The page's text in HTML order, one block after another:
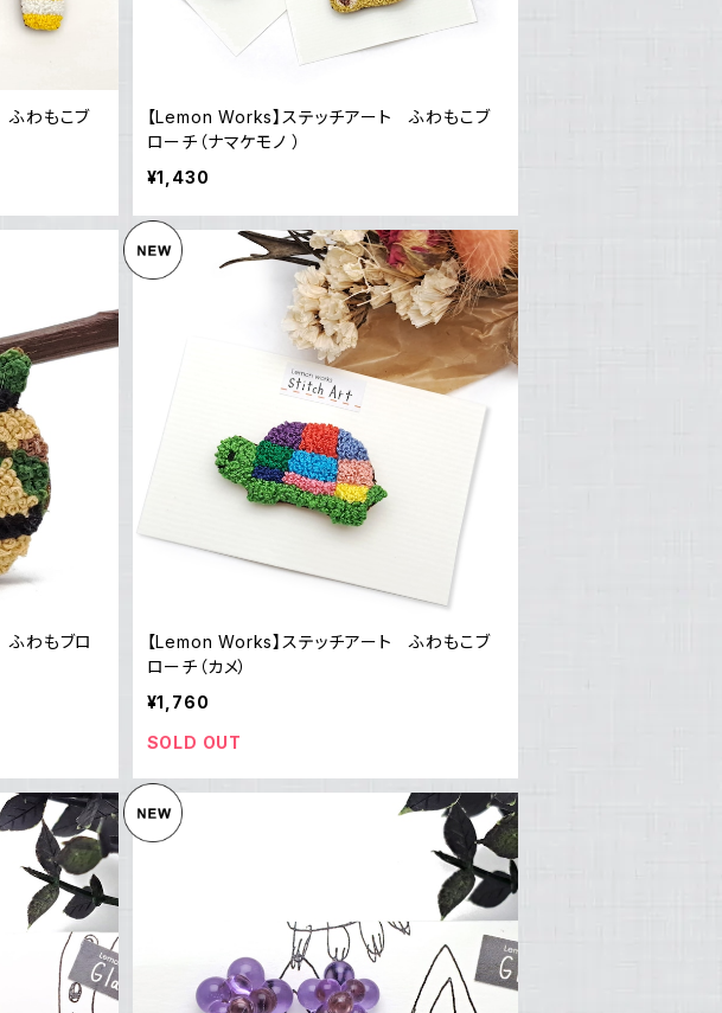
ふわもこブ
【Lemon Works】ステッチアート ふわもこブ
ローチ（ナマケモノ ）
¥1,430
ふわもブロ
【Lemon Works】ステッチアート ふわもこブ
ローチ（カメ）
¥1,760
SOLD OUT